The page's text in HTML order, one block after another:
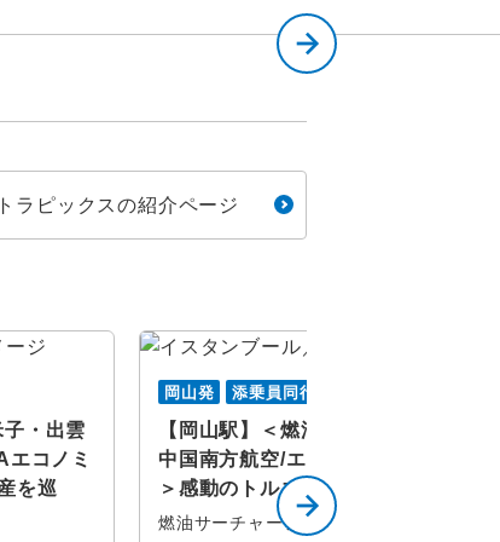
トラピックスの紹介ページ
・出雲
コノミ
を巡
岡山発 添乗員同行
【岡山駅】＜燃油サーチャジ込/
中国南方航空/エコノミークラス
＞感動のトルコ大周遊10日間
燃油サーチャージ込み！洞窟ホテル